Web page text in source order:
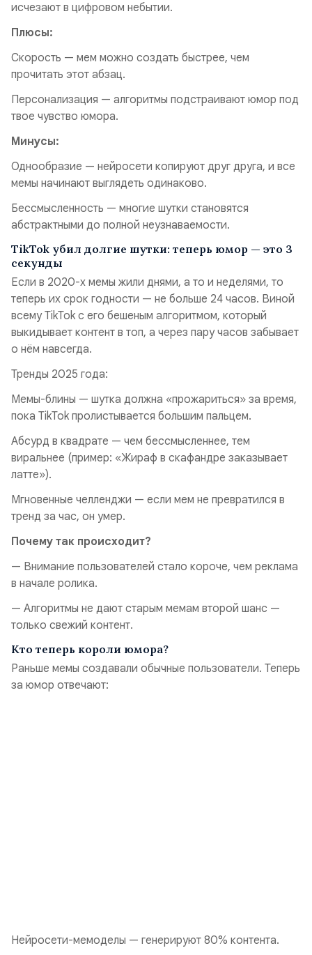
исчезают в цифровом небытии.
Плюсы:
Скорость — мем можно создать быстрее, чем
прочитать этот абзац.
Персонализация — алгоритмы подстраивают юмор под
твое чувство юмора.
Минусы:
Однообразие — нейросети копируют друг друга, и все
мемы начинают выглядеть одинаково.
Бессмысленность — многие шутки становятся
абстрактными до полной неузнаваемости.
TikTok убил долгие шутки: теперь юмор — это 3
секунды
Если в 2020-х мемы жили днями, а то и неделями, то
теперь их срок годности — не больше 24 часов. Виной
всему TikTok с его бешеным алгоритмом, который
выкидывает контент в топ, а через пару часов забывает
о нём навсегда.
Тренды 2025 года:
Мемы-блины — шутка должна «прожариться» за время,
пока TikTok пролистывается большим пальцем.
Абсурд в квадрате — чем бессмысленнее, тем
виральнее (пример: «Жираф в скафандре заказывает
латте»).
Мгновенные челленджи — если мем не превратился в
тренд за час, он умер.
Почему так происходит?
— Внимание пользователей стало короче, чем реклама
в начале ролика.
— Алгоритмы не дают старым мемам второй шанс —
только свежий контент.
Кто теперь короли юмора?
Раньше мемы создавали обычные пользователи. Теперь
за юмор отвечают:
Нейросети-мемоделы — генерируют 80% контента.